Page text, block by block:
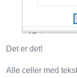
Det er det!
Alle celler med